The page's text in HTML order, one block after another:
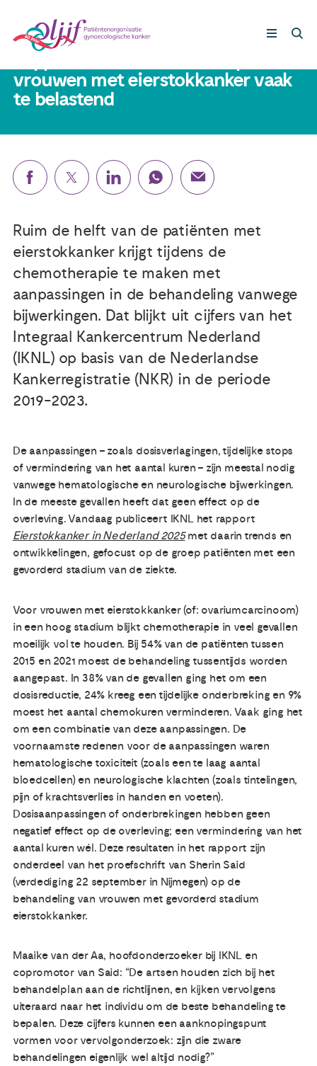
Nieuws
Agenda
Publicaties
Ervaringsdeskundigheid
Contact
Gynaecologische kankers
Lotgenoten
Leven met/na kanker
15 september 2025
vrouwen met eierstokkanker vaak
te belastend
Ruim de helft van de patiënten met
eierstokkanker krijgt tijdens de
chemotherapie te maken met
aanpassingen in de behandeling vanwege
bijwerkingen. Dat blijkt uit cijfers van het
Integraal Kankercentrum Nederland
(IKNL) op basis van de Nederlandse
Kankerregistratie (NKR) in de periode
2019-2023.
De aanpassingen – zoals dosisverlagingen, tijdelijke stops
of vermindering van het aantal kuren – zijn meestal nodig
vanwege hematologische en neurologische bijwerkingen.
In de meeste gevallen heeft dat geen effect op de
overleving. Vandaag publiceert IKNL het rapport
Eierstokkanker in Nederland 2025met daarin trends en
ontwikkelingen, gefocust op de groep patiënten met een
gevorderd stadium van de ziekte.
Voor vrouwen met eierstokkanker (of: ovariumcarcinoom)
in een hoog stadium blijkt chemotherapie in veel gevallen
moeilijk vol te houden. Bij 54% van de patiënten tussen
2015 en 2021 moest de behandeling tussentijds worden
aangepast. In 38% van de gevallen ging het om een
dosisreductie, 24% kreeg een tijdelijke onderbreking en 9%
moest het aantal chemokuren verminderen. Vaak ging het
om een combinatie van deze aanpassingen. De
voornaamste redenen voor de aanpassingen waren
hematologische toxiciteit (zoals een te laag aantal
bloedcellen) en neurologische klachten (zoals tintelingen,
pijn of krachtsverlies in handen en voeten).
Dosisaanpassingen of onderbrekingen hebben geen
negatief effect op de overleving; een vermindering van het
aantal kuren wél. Deze resultaten in het rapport zijn
onderdeel van het proefschrift van Sherin Said
(verdediging 22 september in Nijmegen) op de
behandeling van vrouwen met gevorderd stadium
eierstokkanker.
Maaike van der Aa, hoofdonderzoeker bij IKNL en
copromotor van Said: “De artsen houden zich bij het
behandelplan aan de richtlijnen, en kijken vervolgens
uiteraard naar het individu om de beste behandeling te
bepalen. Deze cijfers kunnen een aanknopingspunt
vormen voor vervolgonderzoek: zijn die zware
behandelingen eigenlijk wel altijd nodig?”